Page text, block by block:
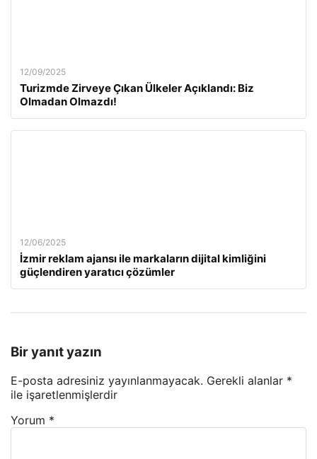
12/09/2025
Turizmde Zirveye Çıkan Ülkeler Açıklandı: Biz
Olmadan Olmazdı!
12/06/2025
İzmir reklam ajansı ile markaların dijital kimliğini
güçlendiren yaratıcı çözümler
Bir yanıt yazın
E-posta adresiniz yayınlanmayacak. Gerekli alanlar *
ile işaretlenmişlerdir
Yorum *